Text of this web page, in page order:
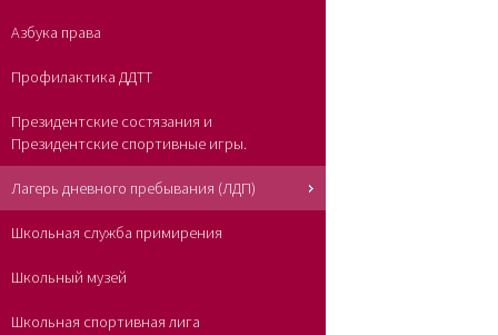
Азбука права
Профилактика ДДТТ
Президентские состязания и
Президентские спортивные игры.
Лагерь дневного пребывания (ЛДП)
Школьная служба примирения
Школьный музей
Школьная спортивная лига